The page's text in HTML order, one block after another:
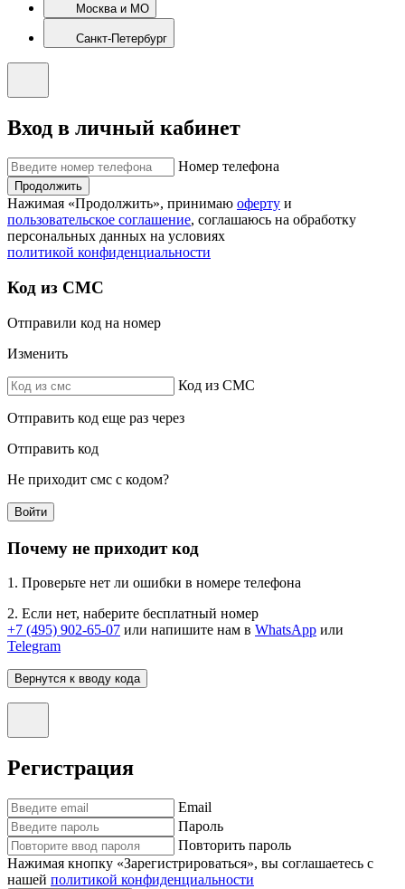
Москва и МО
Санкт-Петербург
Вход в личный кабинет
Номер телефона
Продолжить
Нажимая «Продолжить», принимаю оферту и
пользовательское соглашение, соглашаюсь на обработку
персональных данных на условиях
политикой конфиденциальности
Код из СМС
Отправили код на номер
Изменить
Код из СМС
Отправить код еще раз через
Отправить код
Не приходит смс с кодом?
Войти
Почему не приходит код
1. Проверьте нет ли ошибки в номере телефона
2. Если нет, наберите бесплатный номер
+7 (495) 902-65-07 или напишите нам в WhatsApp или
Telegram
Вернутся к вводу кода
Регистрация
Email
Пароль
Повторить пароль
Нажимая кнопку «Зарегистрироваться», вы соглашаетесь с
нашей политикой конфиденциальности